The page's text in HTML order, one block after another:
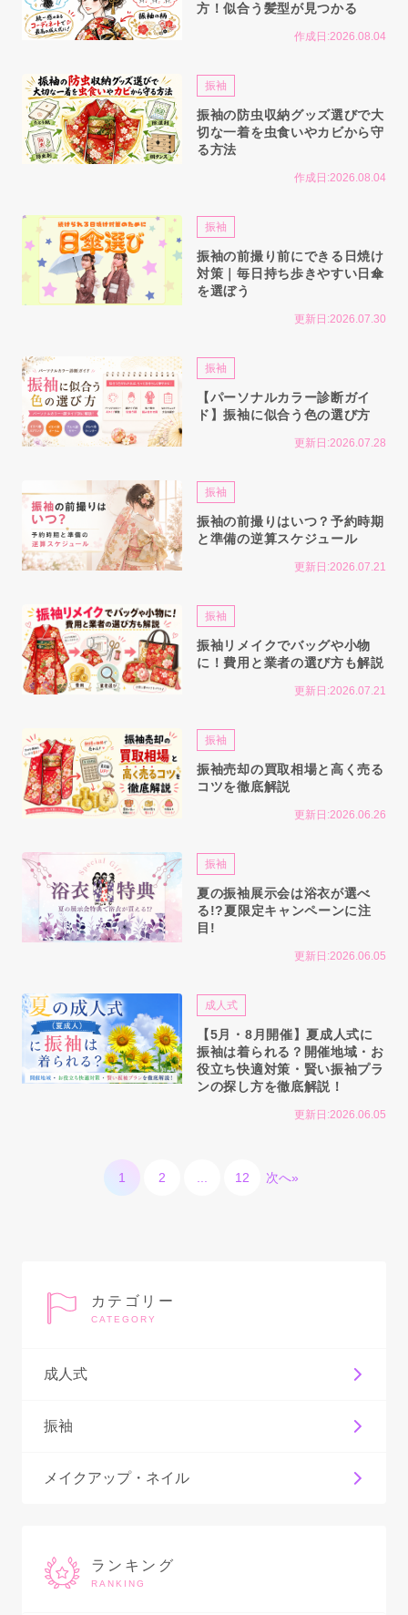
方！似合う髪型が見つかる
作成日:2026.08.04
振袖
振袖の防虫収納グッズ選びで大
切な一着を虫食いやカビから守
る方法
作成日:2026.08.04
振袖
振袖の前撮り前にできる日焼け
対策｜毎日持ち歩きやすい日傘
を選ぼう
更新日:2026.07.30
振袖
【パーソナルカラー診断ガイ
ド】振袖に似合う色の選び方
更新日:2026.07.28
振袖
振袖の前撮りはいつ？予約時期
と準備の逆算スケジュール
更新日:2026.07.21
振袖
振袖リメイクでバッグや小物
に！費用と業者の選び方も解説
更新日:2026.07.21
振袖
振袖売却の買取相場と高く売る
コツを徹底解説
更新日:2026.06.26
振袖
夏の振袖展示会は浴衣が選べ
る!?夏限定キャンペーンに注
目!
更新日:2026.06.05
成人式
【5月・8月開催】夏成人式に
振袖は着られる？開催地域・お
役立ち快適対策・賢い振袖プラ
ンの探し方を徹底解説！
更新日:2026.06.05
1 2 12 次へ»
カテゴリー
CATEGORY
成人式
振袖
メイクアップ・ネイル
ランキング
RANKING